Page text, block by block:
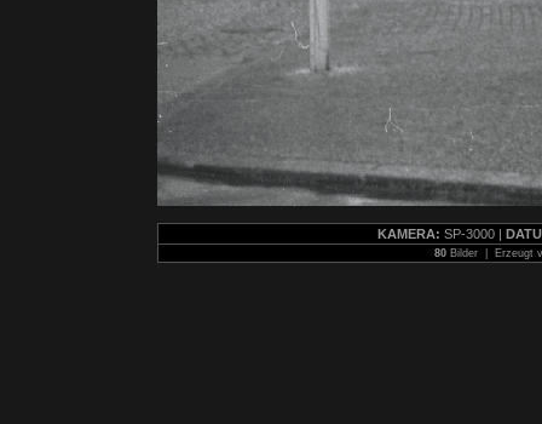
KAMERA: SP-3000 |
80 Bilder | Erzeugt